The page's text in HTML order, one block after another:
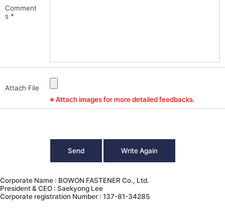
Comment
s *
Attach File
※ Attach images for more detailed feedbacks.
Send Write Again
Corporate Name : BOWON FASTENER Co., Ltd.
President & CEO : Saekyong Lee
Corporate registration Number : 137-81-34285